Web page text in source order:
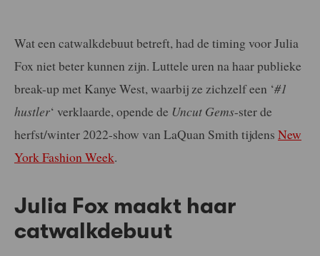
Wat een catwalkdebuut betreft, had de timing voor Julia
Fox niet beter kunnen zijn. Luttele uren na haar publieke
break-up met Kanye West, waarbij ze zichzelf een ‘#1
hustler‘ verklaarde, opende de Uncut Gems-ster de
herfst/winter 2022-show van LaQuan Smith tijdens New
York Fashion Week.
Julia Fox maakt haar
catwalkdebuut